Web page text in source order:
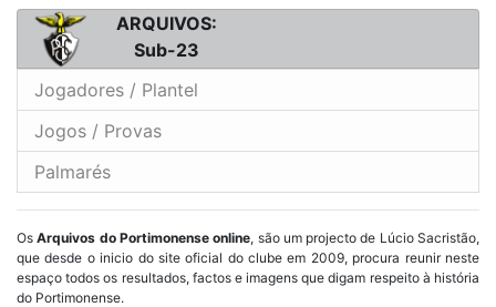
ARQUIVOS:
Sub-23
Jogadores / Plantel
Jogos / Provas
Palmarés
OsArquivos do Portimonense online, são um projecto de Lúcio Sacristão,
que desde o inicio do site oficial do clube em 2009, procura reunir neste
espaço todos os resultados, factos e imagens que digam respeito à história
do Portimonense.